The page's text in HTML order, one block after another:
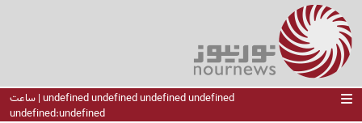
undefined undefined undefined undefined | ساعت
undefined:undefined